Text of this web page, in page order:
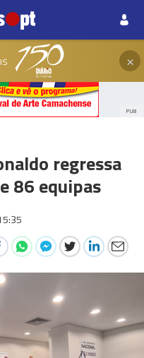
×
PUB
regressa
86 equipas